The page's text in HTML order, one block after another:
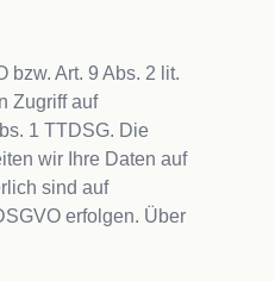
Art. 9 Abs. 2 lit.
Zugriff auf
1 TTDSG. Die
wir Ihre Daten auf
sind auf
erfolgen. Über